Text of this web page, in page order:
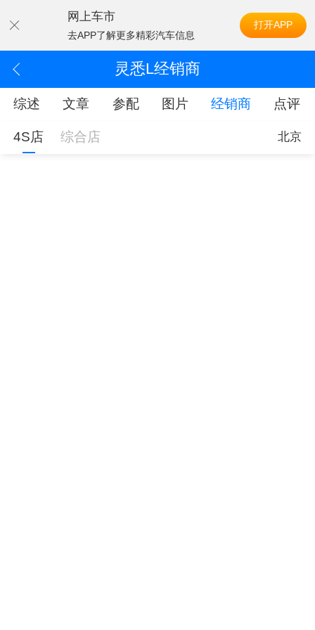
网上车市
去APP了解更多精彩汽车信息
打开APP
灵悉L经销商
综述 文章 参配 图片 经销商 点评
4S店 综合店 北京